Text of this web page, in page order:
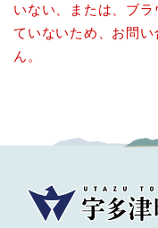
いない、または、ブ
ていないため、お問
ん。